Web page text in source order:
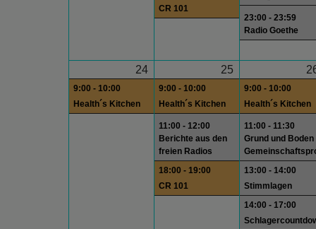
CR 101
23:00 - 23:59
Radio Goethe
24
9:00 - 10:00
Health´s Kitchen
25
9:00 - 10:00
Health´s Kitchen
11:00 - 12:00
Berichte aus den
freien Radios
18:00 - 19:00
CR 101
9:00 - 10:00
Health´s Kitchen
11:00 - 11:30
Grund und Boden
13:00 - 14:00
Stimmlagen
14:00 - 17:00